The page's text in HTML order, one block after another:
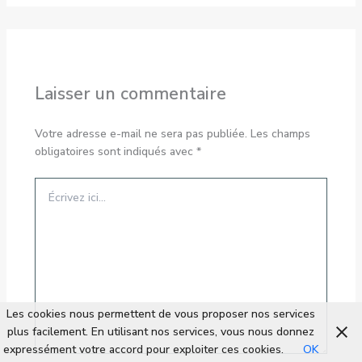
Laisser un commentaire
Votre adresse e-mail ne sera pas publiée. Les champs
obligatoires sont indiqués avec *
ici…
Les cookies nous permettent de vous proposer nos services
plus facilement. En utilisant nos services, vous nous donnez
expressément votre accord pour exploiter ces cookies.
OK